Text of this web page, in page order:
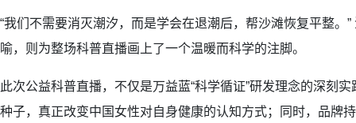
“我们不需要消灭潮汐，而是学会在退潮后，帮沙滩恢复平整。
喻，则为整场科普直播画上了一个温暖而科学的注脚。
此次公益科普直播，不仅是万益蓝“科学循证”研发理念的深刻
种子，真正改变中国女性对自身健康的认知方式；同时，品牌